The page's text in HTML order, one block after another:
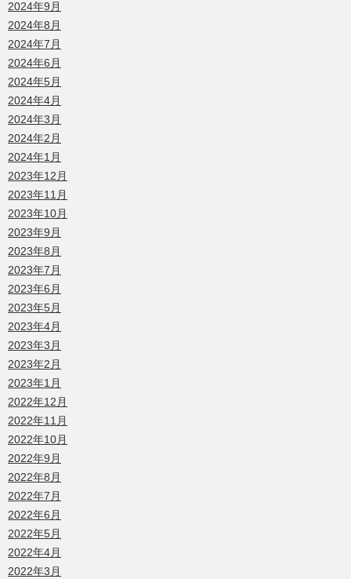
2024年9月
2024年8月
2024年7月
2024年6月
2024年5月
2024年4月
2024年3月
2024年2月
2024年1月
2023年12月
2023年11月
2023年10月
2023年9月
2023年8月
2023年7月
2023年6月
2023年5月
2023年4月
2023年3月
2023年2月
2023年1月
2022年12月
2022年11月
2022年10月
2022年9月
2022年8月
2022年7月
2022年6月
2022年5月
2022年4月
2022年3月